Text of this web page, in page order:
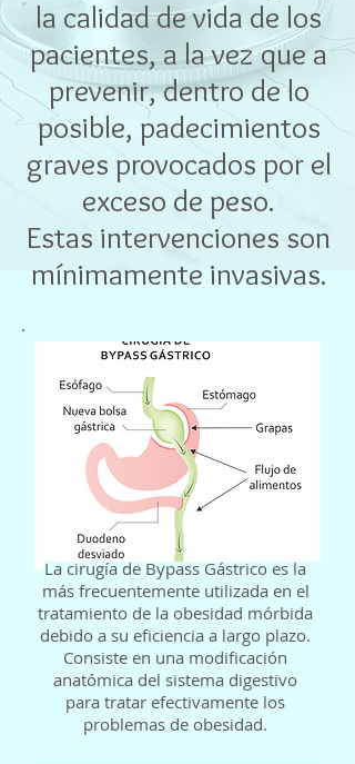
la calidad de vida de los
pacientes, a la vez que a
prevenir, dentro de lo
posible, padecimientos
graves provocados por el
exceso de peso.
Estas intervenciones son
mínimamente invasivas.
La cirugía de Bypass Gástrico es la
más frecuentemente utilizada en el
tratamiento de la obesidad mórbida
debido a su eficiencia a largo plazo.
Consiste en una modificación
anatómica del sistema digestivo
para tratar efectivamente los
problemas de obesidad.